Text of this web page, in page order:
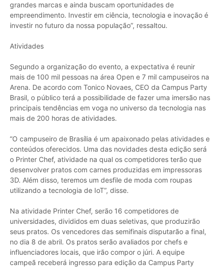
grandes marcas e ainda buscam oportunidades de
empreendimento. Investir em ciência, tecnologia e inovação é
investir no futuro da nossa população”, ressaltou.
Atividades
Segundo a organização do evento, a expectativa é reunir
mais de 100 mil pessoas na área Open e 7 mil campuseiros na
Arena. De acordo com Tonico Novaes, CEO da Campus Party
Brasil, o público terá a possibilidade de fazer uma imersão nas
principais tendências em voga no universo da tecnologia nas
mais de 200 horas de atividades.
“O campuseiro de Brasília é um apaixonado pelas atividades e
conteúdos oferecidos. Uma das novidades desta edição será
o Printer Chef, atividade na qual os competidores terão que
desenvolver pratos com carnes produzidas em impressoras
3D. Além disso, teremos um desfile de moda com roupas
utilizando a tecnologia de IoT”, disse.
Na atividade Printer Chef, serão 16 competidores de
universidades, divididos em duas seletivas, que produzirão
seus pratos. Os vencedores das semifinais disputarão a final,
no dia 8 de abril. Os pratos serão avaliados por chefs e
influenciadores locais, que irão compor o júri. A equipe
campeã receberá ingresso para edição da Campus Party